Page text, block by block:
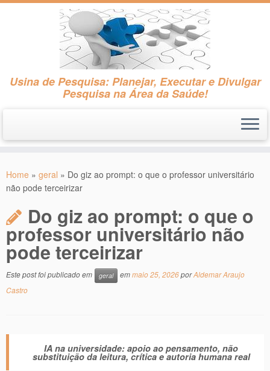
content
Usina de Pesquisa: Planejar, Executar e Divulgar
Pesquisa na Área da Saúde!
Home » geral » Do giz ao prompt: o que o professor universitário
não pode terceirizar
Do giz ao prompt: o que o
professor universitário não
pode terceirizar
Este post foi publicado em geral emmaio 25, 2026porAldemar Araujo
Castro
IA na universidade: apoio ao pensamento, não
substituição da leitura, crítica e autoria humana real